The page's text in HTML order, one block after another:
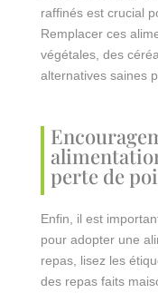
raffinés est crucial
Remplacer ces
végétales, des
alternatives saines
perte de
Enfin, il est
pour adopter une
repas, lisez les
des repas faits